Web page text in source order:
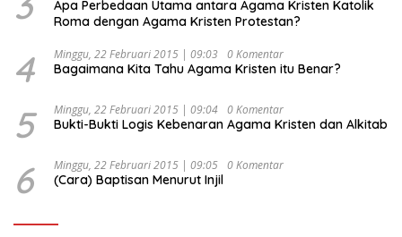
Apa Perbedaan Utama antara Agama Kristen Katolik
Roma dengan Agama Kristen Protestan?
4 Minggu, 22 Februari 2015 | 09:03 0 Komentar
Bagaimana Kita Tahu Agama Kristen itu Benar?
5 Minggu, 22 Februari 2015 | 09:04 0 Komentar
Bukti-Bukti Logis Kebenaran Agama Kristen dan Alkitab
6 Minggu, 22 Februari 2015 | 09:05 0 Komentar
(Cara) Baptisan Menurut Injil